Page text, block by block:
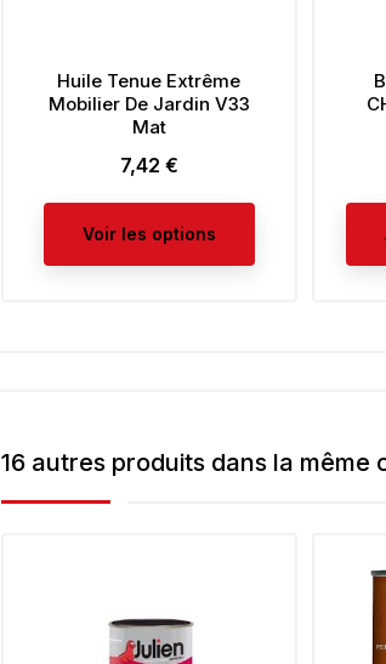
Huile Tenue Extrême
Mobilier De Jardin V33
Mat
Prix
7,42 €
Voir les options
16 autres produits dans la même